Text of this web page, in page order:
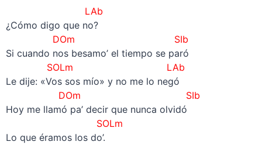
LAb
¿Cómo digo que no?
DOm SIb
Si cuando nos besamo’ el tiempo se paró
SOLm LAb
Le dije: «Vos sos mío» y no me lo negó
DOm SIb
Hoy me llamó pa’ decir que nunca olvidó
SOLm
Lo que éramos los do’.